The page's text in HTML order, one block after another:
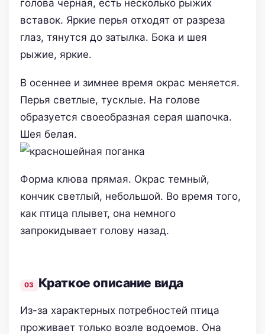
голова черная, есть несколько рыжих
вставок. Яркие перья отходят от разреза
глаз, тянутся до затылка. Бока и шея
рыжие, яркие.
В осеннее и зимнее время окрас меняется.
Перья светлые, тусклые. На голове
образуется своеобразная серая шапочка.
Шея белая.
Форма клюва прямая. Окрас темный,
кончик светлый, небольшой. Во время того,
как птица плывет, она немного
запрокидывает голову назад.
Краткое описание вида
Из-за характерных потребностей птица
проживает только возле водоемов. Она